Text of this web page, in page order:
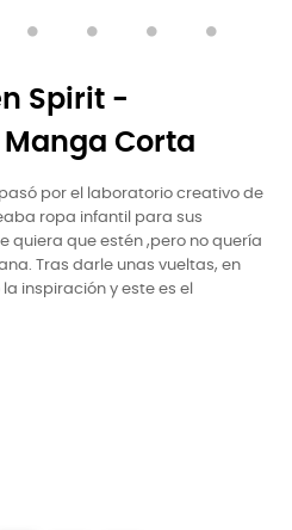
Spirit -
Corta
por el laboratorio creativo de
ropa infantil para sus
quiera que estén ,pero no quería
Tras darle unas vueltas, en
inspiración y este es el